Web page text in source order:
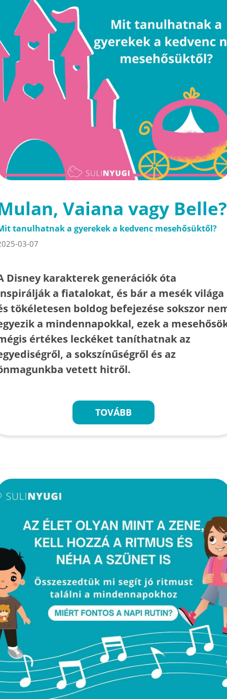
Vaiana vagy Belle?
tanulhatnak a gyerekek a kedvenc mesehősüktől?
03-07
Disney karakterek generációk óta
a fiatalokat, és bár a mesék világa
tökéletesen boldog befejezése sokszor
a mindennapokkal, ezek a
értékes leckéket taníthatnak az
a sokszínűségről és az
vetett hitről.
TOVÁBB